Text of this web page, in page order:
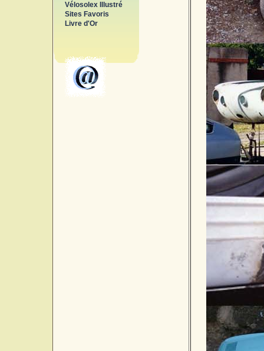
Vélosolex Illustré
Sites Favoris
Livre d'Or